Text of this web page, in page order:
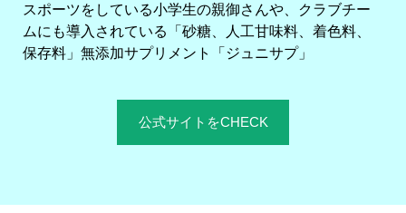
スポーツをしている小学生の親御さんや、クラブチー
ムにも導入されている「砂糖、人工甘味料、着色料、
保存料」無添加サプリメント「ジュニサプ」
公式サイトをCHECK